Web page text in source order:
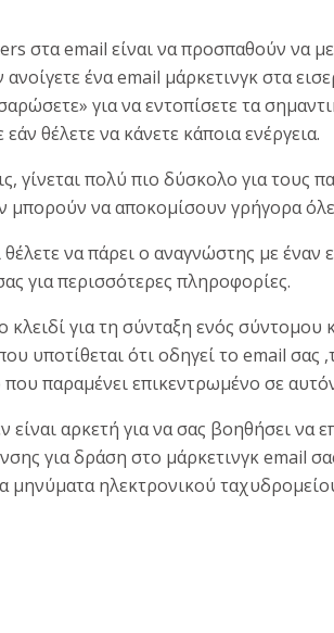
στα email είναι να προσπαθούν να
ένα email μάρκετινγκ στα
για να εντοπίσετε τα
θέλετε να κάνετε κάποια ενέργεια.
γίνεται πολύ πιο δύσκολο για τους
μπορούν να αποκομίσουν γρήγορα
να πάρει ο αναγνώστης με έναν
για περισσότερες πληροφορίες.
για τη σύνταξη ενός σύντομου
υποτίθεται ότι οδηγεί το email σας
παραμένει επικεντρωμένο σε
αρκετή για να σας βοηθήσει να
για δράση στο μάρκετινγκ email
μηνύματα ηλεκτρονικού